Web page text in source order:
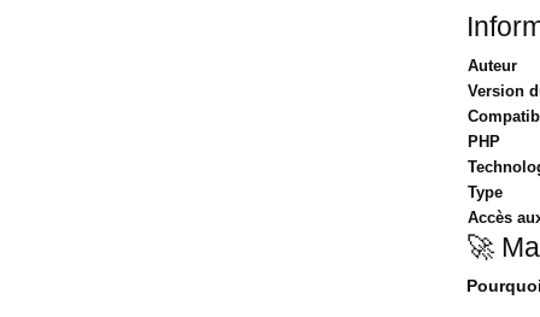
Auteur
Version
PHP
Type
Accès
🚀